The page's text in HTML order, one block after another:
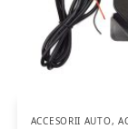
ACCESORII AUTO,